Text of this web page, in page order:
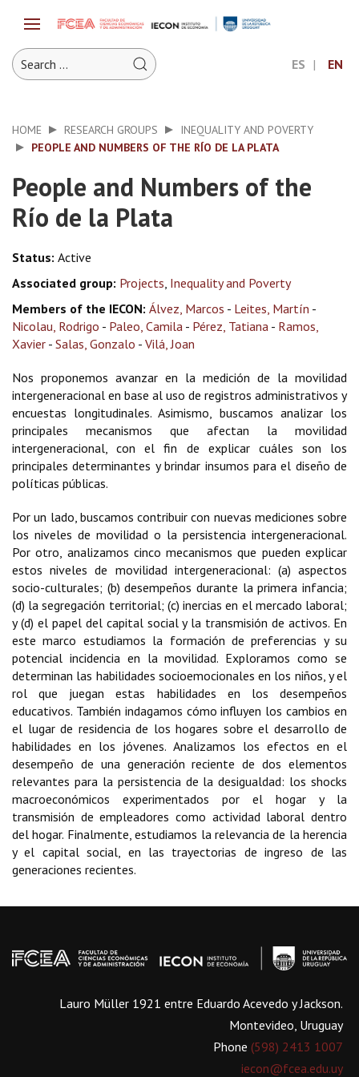
ES EN
HOME RESEARCH GROUPS
INEQUALITY AND POVERTY
PEOPLE AND NUMBERS OF THE RÍO DE LA PLATA
People and Numbers of the
Río de la Plata
Status: Active
Associated group: Projects, Inequality and Poverty
Members of the IECON: Álvez, Marcos - Leites, Martín -
Nicolau, Rodrigo - Paleo, Camila - Pérez, Tatiana - Ramos,
Xavier - Salas, Gonzalo - Vilá, Joan
Nos proponemos avanzar en la medición de la movilidad
intergeneracional en base al uso de registros administrativos y
encuestas longitudinales. Asimismo, buscamos analizar los
principales mecanismos que afectan la movilidad
intergeneracional, con el fin de explicar cuáles son los
principales determinantes y brindar insumos para el diseño de
políticas públicas.
Por un lado, buscamos contribuir con nuevas mediciones sobre
los niveles de movilidad o la persistencia intergeneracional.
Por otro, analizamos cinco mecanismos que pueden explicar
estos niveles de movilidad intergeneracional: (a) aspectos
socio-culturales; (b) desempeños durante la primera infancia;
(d) la segregación territorial; (c) inercias en el mercado laboral;
y (d) el papel del capital social y la transmisión de activos. En
este marco estudiamos la formación de preferencias y su
potencial incidencia en la movilidad. Exploramos como se
determinan las habilidades socioemocionales en los niños, y el
rol que juegan estas habilidades en los desempeños
educativos. También indagamos cómo influyen los cambios en
el lugar de residencia de los hogares sobre el desarrollo de
habilidades en los jóvenes. Analizamos los efectos en el
desempeño de una generación reciente de dos elementos
relevantes para la persistencia de la desigualdad: los shocks
macroeconómicos experimentados por el hogar y la
transmisión de empleadores como actividad laboral dentro
del hogar. Finalmente, estudiamos la relevancia de la herencia
y el capital social, en las trayectorias de ingreso de las
generaciones recientes.
Lauro Müller 1921 entre Eduardo Acevedo y Jackson.
Montevideo, Uruguay
Phone (598) 2413 1007
iecon@fcea.edu.uy